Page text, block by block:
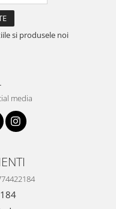
si produsele noi
media